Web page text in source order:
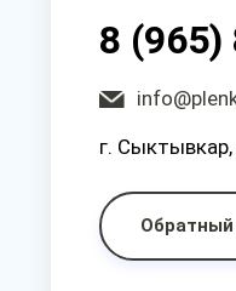
8
г.
Обратный